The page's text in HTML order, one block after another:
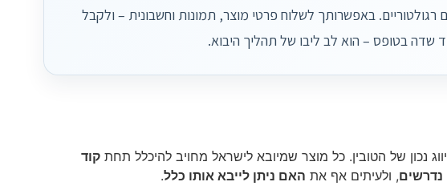
ייתכן שתראה את הסיווג כ־64035100.00 לצרכים רגולטוריים. באפשרותך לשלוח פרטי מוצר, תמונות וחשבונית – ולקבל
נכון של הטובין. כל מוצר שמיובא לישראל מחויב להיכלל תחת קוד
נדרשים, ולעיתים אף את האם ניתן לייבא אותו כלל.